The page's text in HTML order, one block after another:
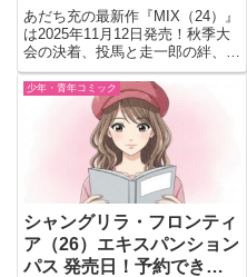
決着！
あだち充の最新作『MIX（24）』
は2025年11月12日発売！秋季大
会の決着、投馬と走一郎の絆、明
青学園の青春が熱く描かれる注目
巻。試合の行方と恋の行方を見逃
少年・青年コミック
シャングリラ・フロンティ
ア（26）エキスパンション
パス 発売日！予約できる